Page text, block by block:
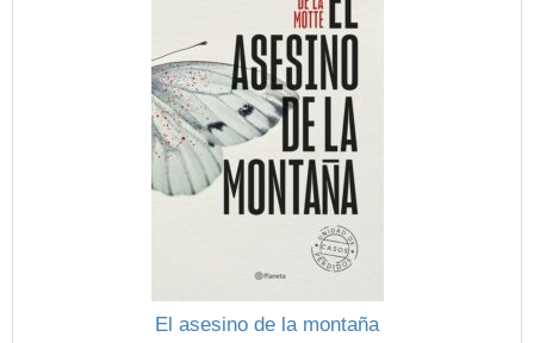
El asesino de la montaña